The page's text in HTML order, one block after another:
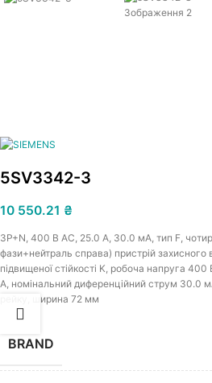
5SV3342-3
10 550.21 ₴
3Р+N, 400 В АС, 25.0 A, 30.0 мА, тип F,
фази+нейтраль справа) пристрій
підвищеної стійкості K, робоча напруга
A, номінальний диференційний струм 30.0
рейку, ширина 72 мм
BRAND